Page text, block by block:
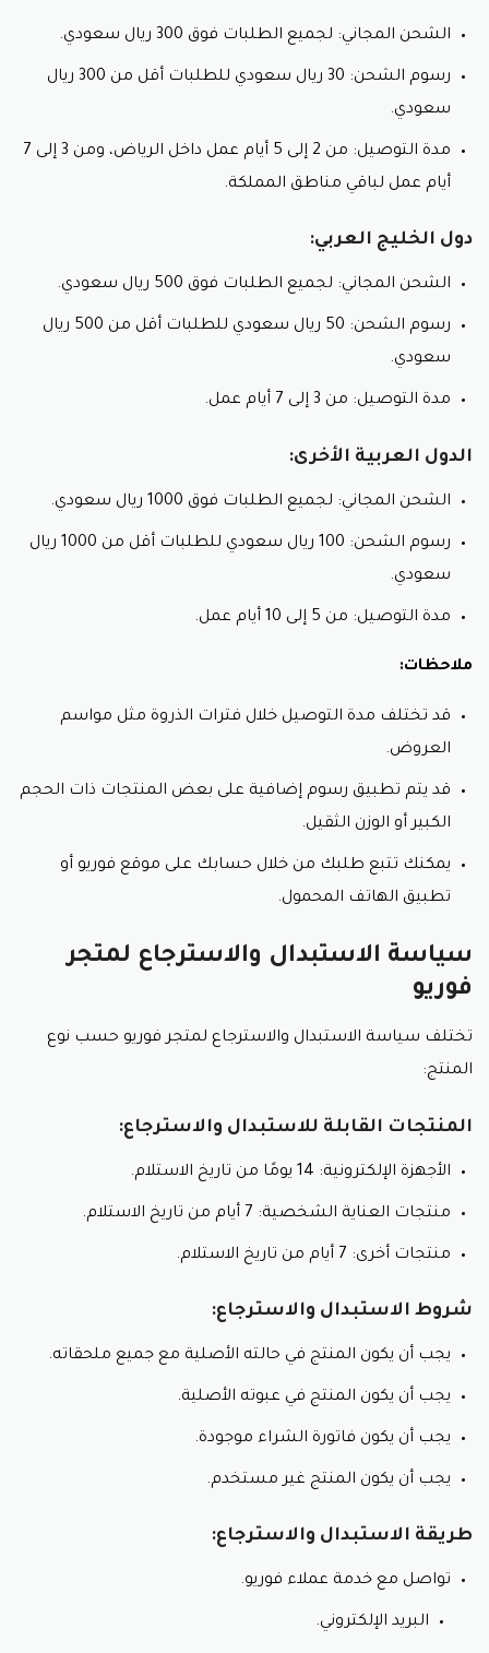
نصائح:
اشترك في النشرة البريدية لفوريو لتلقي عروض
وخصومات حصرية مع كود خصم فوريو .
تابع فوريو على مواقع التواصل الاجتماعي لتكون على
اطلاع على أحدث العروض مع كود خصم فوريو .
قارن الأسعار بين مختلف المواقع قبل شراء منتجات
فوريو.
أمثلة على مواقع كوبونات:
يلا كوبون:
أمثلة على منتجات فوريو:
فرش تنظيف الوجه.
أجهزة تدليك الوجه.
أجهزة تقشير الوجه.
لا تنسى استخدام كود خصم فوريو.
أتمنى أن يساعدك هذا الشرح في استخدام كود خصم فوريو.
الشحن المجاني: لجميع الطلبات فوق 300 ريال سعودي.
رسوم الشحن: 30 ريال سعودي للطلبات أقل من 300 ريال
سعودي.
مدة التوصيل: من 2 إلى 5 أيام عمل داخل الرياض، ومن 3 إلى 7
أيام عمل لباقي مناطق المملكة.
دول الخليج العربي:
الشحن المجاني: لجميع الطلبات فوق 500 ريال سعودي.
رسوم الشحن: 50 ريال سعودي للطلبات أقل من 500 ريال
سعودي.
مدة التوصيل: من 3 إلى 7 أيام عمل.
الدول العربية الأخرى:
الشحن المجاني: لجميع الطلبات فوق 1000 ريال سعودي.
رسوم الشحن: 100 ريال سعودي للطلبات أقل من 1000 ريال
سعودي.
مدة التوصيل: من 5 إلى 10 أيام عمل.
ملاحظات:
قد تختلف مدة التوصيل خلال فترات الذروة مثل مواسم
العروض.
قد يتم تطبيق رسوم إضافية على بعض المنتجات ذات الحجم
الكبير أو الوزن الثقيل.
يمكنك تتبع طلبك من خلال حسابك على موقع فوريو أو
تطبيق الهاتف المحمول.
سياسة الاستبدال والاسترجاع لمتجر
فوريو
تختلف سياسة الاستبدال والاسترجاع لمتجر فوريو حسب نوع
المنتج:
المنتجات القابلة للاستبدال والاسترجاع:
الأجهزة الإلكترونية: 14 يومًا من تاريخ الاستلام.
منتجات العناية الشخصية: 7 أيام من تاريخ الاستلام.
منتجات أخرى: 7 أيام من تاريخ الاستلام.
شروط الاستبدال والاسترجاع:
يجب أن يكون المنتج في حالته الأصلية مع جميع ملحقاته.
يجب أن يكون المنتج في عبوته الأصلية.
يجب أن يكون فاتورة الشراء موجودة.
يجب أن يكون المنتج غير مستخدم.
طريقة الاستبدال والاسترجاع:
تواصل مع خدمة عملاء فوريو.
البريد الإلكتروني.